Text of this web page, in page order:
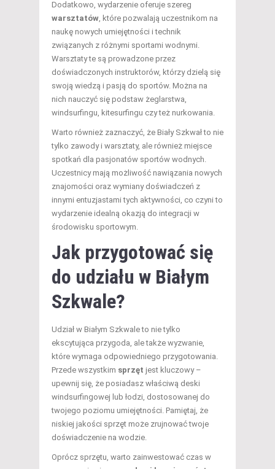
Dodatkowo, wydarzenie oferuje szereg
warsztatów , które pozwalają uczestnikom na
naukę nowych umiejętności i technik
związanych z różnymi sportami wodnymi.
Warsztaty te są prowadzone przez
doświadczonych instruktorów, którzy dzielą się
swoją wiedzą i pasją do sportów. Można na
nich nauczyć się podstaw żeglarstwa,
windsurfingu, kitesurfingu czy też nurkowania.
Warto również zaznaczyć, że Biały Szkwał to nie
tylko zawody i warsztaty, ale również miejsce
spotkań dla pasjonatów sportów wodnych.
Uczestnicy mają możliwość nawiązania nowych
znajomości oraz wymiany doświadczeń z
innymi entuzjastami tych aktywności, co czyni to
wydarzenie idealną okazją do integracji w
środowisku sportowym.
Jak przygotować się
do udziału w Białym
Szkwale?
Udział w Białym Szkwale to nie tylko
ekscytująca przygoda, ale także wyzwanie,
które wymaga odpowiedniego przygotowania.
Przede wszystkim sprzęt jest kluczowy –
upewnij się, że posiadasz właściwą deski
windsurfingowej lub łodzi, dostosowanej do
twojego poziomu umiejętności. Pamiętaj, że
niskiej jakości sprzęt może zrujnować twoje
doświadczenie na wodzie.
Oprócz sprzętu, warto zainwestować czas w